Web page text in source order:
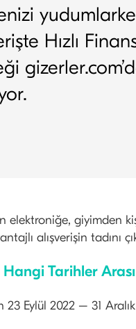
Hızlı
elektroniğe, giyimden
alışverişin tadını
Tarihler
23 Eylül 2022 – 31